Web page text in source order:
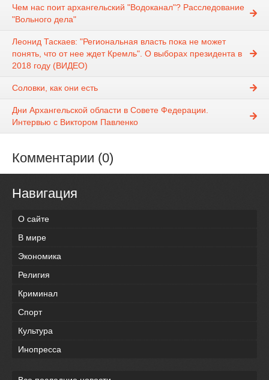
Чем нас поит архангельский "Водоканал"? Расследование
"Вольного дела"
Леонид Таскаев: "Региональная власть пока не может
понять, что от нее ждет Кремль". О выборах президента в
2018 году (ВИДЕО)
Соловки, как они есть
Дни Архангельской области в Совете Федерации.
Интервью с Виктором Павленко
Комментарии (0)
Навигация
О сайте
В мире
Экономика
Религия
Криминал
Спорт
Культура
Инопресса